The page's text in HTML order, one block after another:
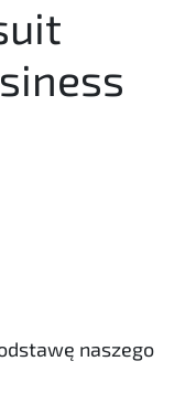
naszego